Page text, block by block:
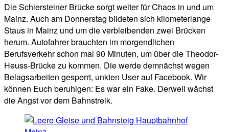
Die Schiersteiner Brücke sorgt weiter für Chaos in und um
Mainz. Auch am Donnerstag bildeten sich kilometerlange
Staus in Mainz und um die verbleibenden zwei Brücken
herum. Autofahrer brauchten im morgendlichen
Berufsverkehr schon mal 90 Minuten, um über die Theodor-
Heuss-Brücke zu kommen. Die werde demnächst wegen
Belagsarbeiten gesperrt, unkten User auf Facebook. Wir
können Euch beruhigen: Es war ein Fake. Derweil wächst
die Angst vor dem Bahnstreik.